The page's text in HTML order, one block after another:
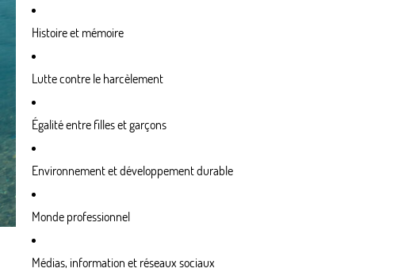
Histoire et mémoire
Lutte contre le harcèlement
Égalité entre filles et garçons
Environnement et développement durable
Monde professionnel
Médias, information et réseaux sociaux